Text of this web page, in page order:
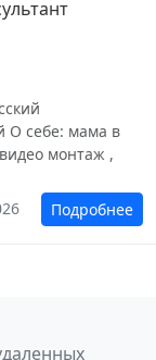
О себе: мама в
монтаж ,
Подробнее